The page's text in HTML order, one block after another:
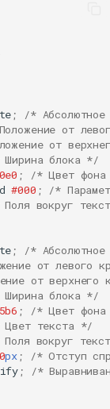
;
/* Абсолютное
от
от
блока */
;
/* Цвет
#000 ;
/*
вокруг
;
/* Абсолютное
от левого
от верхнего
блока */
;
/* Цвет
текста */
вокруг
px ;
/* Отступ
;
/*